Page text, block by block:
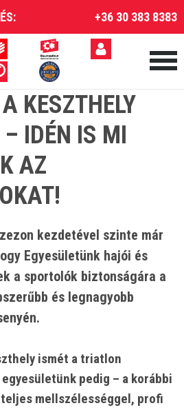
+36 30 383 8383
KESZTHELY
IDÉN IS MI
AZ
kezdetével szinte már
Egyesületünk hajói és
a sportolók biztonságára a
és legnagyobb
ismét a triatlon
pedig – a korábbi
mellszélességgel, profi